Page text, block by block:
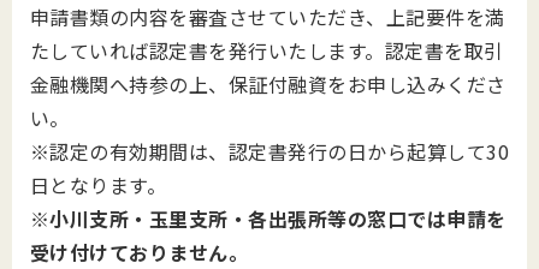
申請書類の内容を審査させていただき、上記要件を満
たしていれば認定書を発行いたします。認定書を取引
金融機関へ持参の上、保証付融資をお申し込みくださ
い。
※認定の有効期間は、認定書発行の日から起算して30
日となります。
※小川支所・玉里支所・各出張所等の窓口では申請を
受け付けておりません。